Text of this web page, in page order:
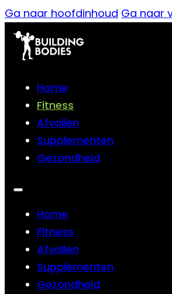
Ga naar hoofdinhoud Ga naar
Home
Fitness
Afvallen
Supplementen
Gezondheid
Home
Fitness
Afvallen
Supplementen
Gezondheid